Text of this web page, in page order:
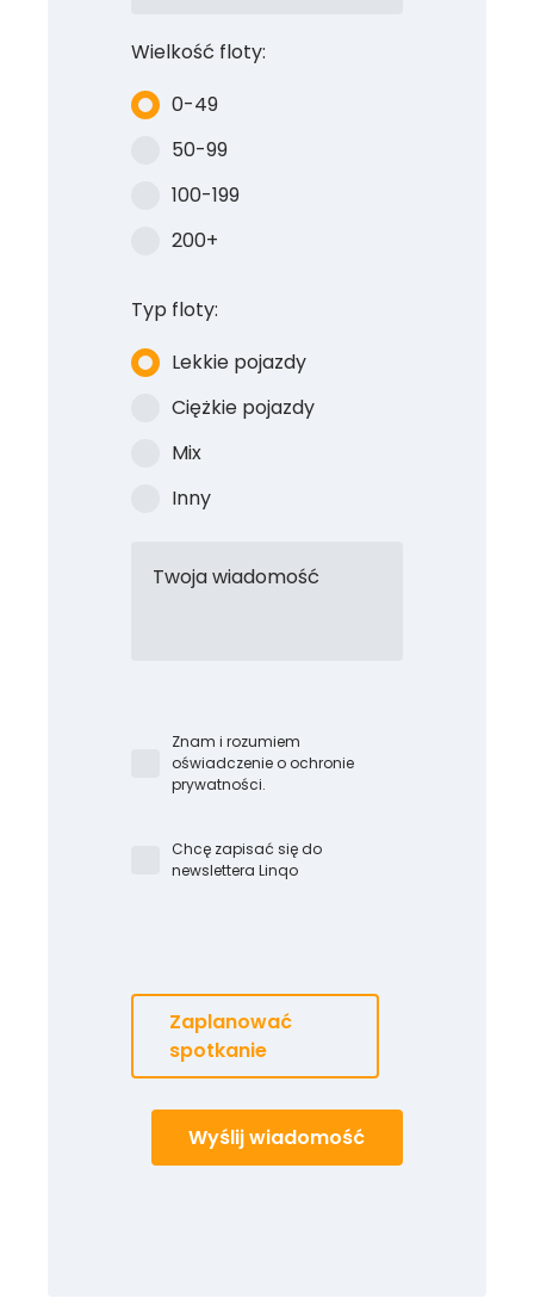
Wielkość floty:
0-49
50-99
100-199
200+
Typ floty:
Lekkie pojazdy
Ciężkie pojazdy
Mix
Inny
Twoja wiadomość
Znam i rozumiem
oświadczenie o ochronie
prywatności.
Chcę zapisać się do
newslettera Linqo
Zaplanować
spotkanie
Wyślij wiadomość